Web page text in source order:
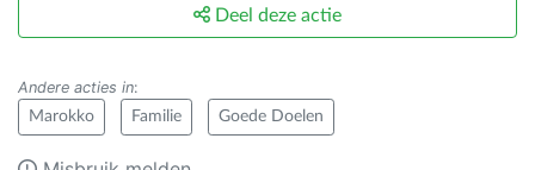
Deel deze actie
Andere acties in:
Marokko Familie Goede Doelen